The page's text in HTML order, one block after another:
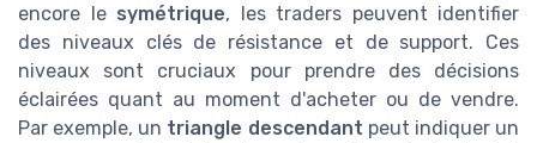
encore le symétrique, les traders peuvent identifier
des niveaux clés de résistance et de support. Ces
niveaux sont cruciaux pour prendre des décisions
éclairées quant au moment d'acheter ou de vendre.
Par exemple, un triangle descendant peut indiquer un